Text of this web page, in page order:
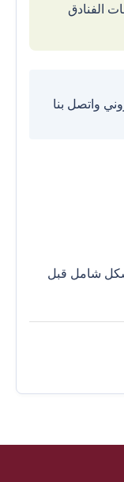
الفنادق
واتصل بنا
شامل قبل